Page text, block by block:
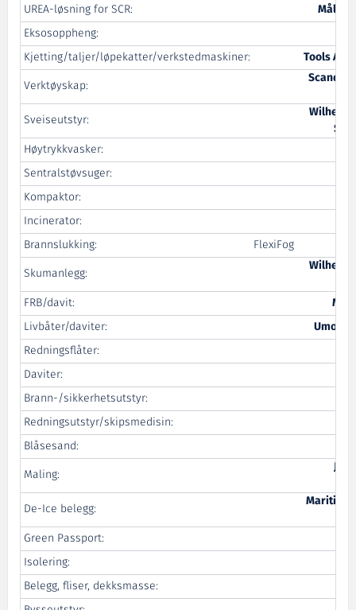
UREA-løsning for SCR:
Måløy
Eksosoppheng:
Kjetting/taljer/løpekatter/verkstedmaskiner:
Tools
Verktøyskap:
Sveiseutstyr:
Høytrykkvasker:
Sentralstøvsuger:
Kompaktor:
Incinerator:
Brannslukking:
FlexiFog
Skumanlegg:
FRB/davit:
Livbåter/daviter:
Umoe
Redningsflåter:
Daviter:
Brann-/sikkerhetsutstyr:
Redningsutstyr/skipsmedisin:
Blåsesand:
Maling:
De-Ice belegg: Maritime
Green Passport:
Isolering:
Belegg, fliser, dekksmasse: